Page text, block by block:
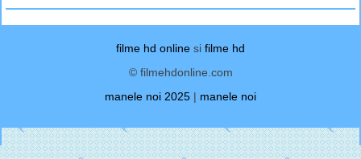
filme hd online si filme hd
© filmehdonline.com
manele noi 2025 | manele noi